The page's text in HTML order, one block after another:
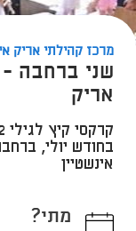
מרכז קהילתי אריק
שני ברחבה
אריק
בחודש יולי,
אינשטיין
מתי?